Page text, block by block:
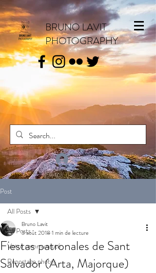
BRUNO LAVIT
PHOTOGRAPHY
Se connecter
Post
All Posts
Votre communauté
Reportage photos
All Posts
Fiestas patronales de Sant
Salvador (Arta, Majorque)
Bruno Lavit
3 août 2018 1 min de lecture